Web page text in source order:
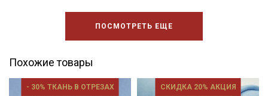
ПОСМОТРЕТЬ ЕЩЕ
Похожие товары
- 30% ТКАНЬ В ОТРЕЗАХ СКИДКА 20% АКЦИЯ